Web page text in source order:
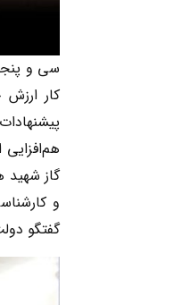
سی و
کار
گاز
و
گفتگو